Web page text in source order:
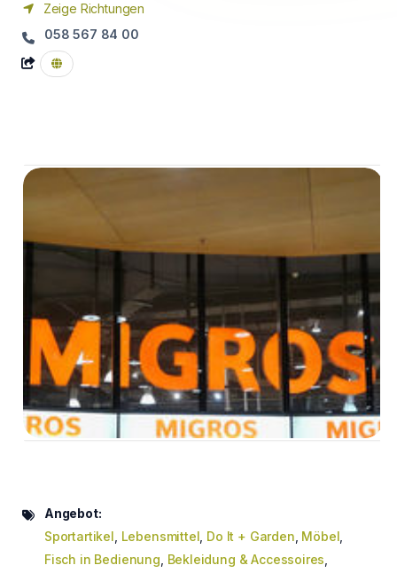
Zeige Richtungen
058 567 84 00
Angebot:
Sportartikel Lebensmittel Do It + Garden Möbel
Fisch in Bedienung Bekleidung & Accessoires